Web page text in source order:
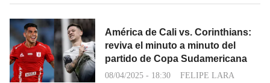
América de Cali vs. Corinthians:
reviva el minuto a minuto del
partido de Copa Sudamericana
08/04/2025 - 18:30 FELIPE LARA